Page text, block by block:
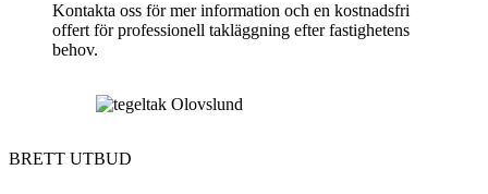
Kontakta oss för mer information och en kostnadsfri
offert för professionell takläggning efter fastighetens
behov.
BRETT UTBUD